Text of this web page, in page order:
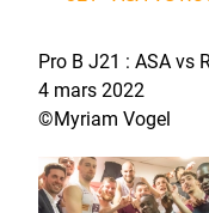
Pro B J21 : ASA vs
4 mars 2022
©Myriam Vogel